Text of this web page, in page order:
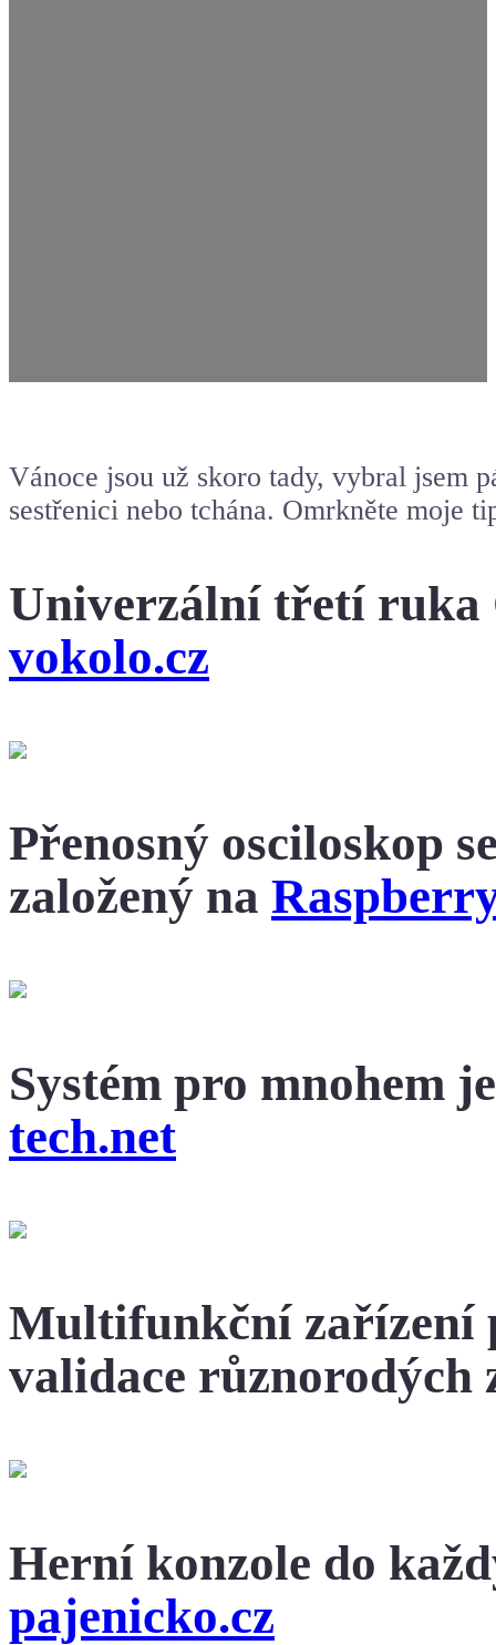
Vánoce jsou už skoro tady, vybral jsem
sestřenici nebo tchána. Omrkněte moje
Univerzální třetí ruka
vokolo.cz
Přenosný osciloskop
založený na
Systém pro mnohem
tech.net
Multifunkční zařízení
validace různorodých
Herní konzole do
pajenicko.cz